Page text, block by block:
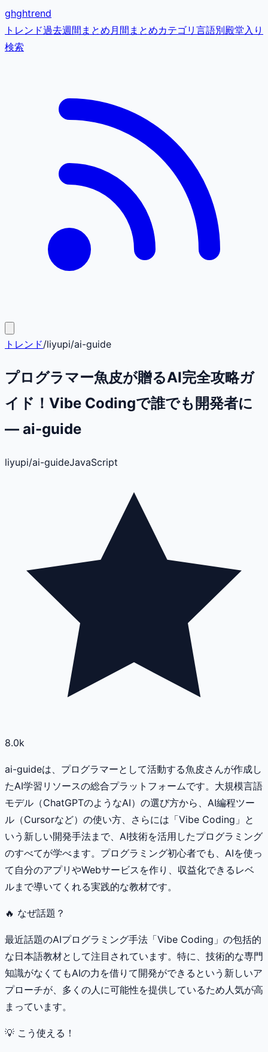
ghghtrend
トレンド過去週間まとめ月間まとめカテゴリ 言語別殿堂入り
検索
トレンド/liyupi/ai-guide
プログラマー魚皮が贈るAI完全攻略ガ
イド！Vibe Codingで誰でも開発者に
— ai-guide
liyupi/ai-guideJavaScript
8.0k
ai-guideは、プログラマーとして活動する魚皮さんが作成し
たAI学習リソースの総合プラットフォームです。大規模言語
モデル（ChatGPTのようなAI）の選び方から、AI編程ツー
ル（Cursorなど）の使い方、さらには「Vibe Coding」と
いう新しい開発手法まで、AI技術を活用したプログラミング
のすべてが学べます。プログラミング初心者でも、AIを使っ
て自分のアプリやWebサービスを作り、収益化できるレベ
ルまで導いてくれる実践的な教材です。
🔥 なぜ話題？
最近話題のAIプログラミング手法「Vibe Coding」の包括的
な日本語教材として注目されています。特に、技術的な専門
知識がなくてもAIの力を借りて開発ができるという新しいア
プローチが、多くの人に可能性を提供しているため人気が高
まっています。
💡 こう使える！